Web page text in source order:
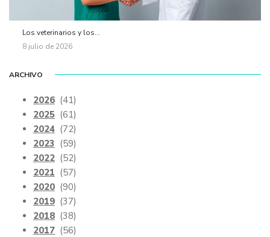
Los veterinarios y los...
8 julio de 2026
ARCHIVO
2026 (41)
2025 (61)
2024 (72)
2023 (59)
2022 (52)
2021 (57)
2020 (90)
2019 (37)
2018 (38)
2017 (56)